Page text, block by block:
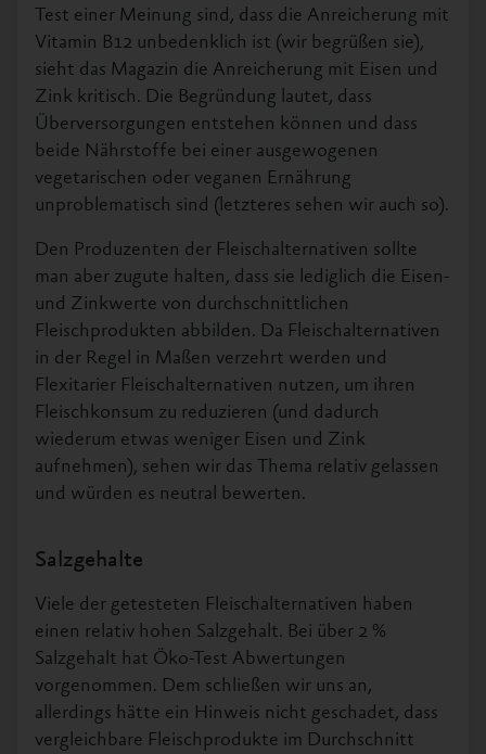
Test einer Meinung sind, dass die Anreicherung mit
Vitamin B12 unbedenklich ist (wir begrüßen sie),
sieht das Magazin die Anreicherung mit Eisen und
Zink kritisch. Die Begründung lautet, dass
Überversorgungen entstehen können und dass
beide Nährstoffe bei einer ausgewogenen
vegetarischen oder veganen Ernährung
unproblematisch sind (letzteres sehen wir auch so).
Den Produzenten der Fleischalternativen sollte
man aber zugute halten, dass sie lediglich die Eisen-
und Zinkwerte von durchschnittlichen
Fleischprodukten abbilden. Da Fleischalternativen
in der Regel in Maßen verzehrt werden und
Flexitarier Fleischalternativen nutzen, um ihren
Fleischkonsum zu reduzieren (und dadurch
wiederum etwas weniger Eisen und Zink
aufnehmen), sehen wir das Thema relativ gelassen
und würden es neutral bewerten.
Salzgehalte
Viele der getesteten Fleischalternativen haben
einen relativ hohen Salzgehalt. Bei über 2 %
Salzgehalt hat Öko-Test Abwertungen
vorgenommen. Dem schließen wir uns an,
allerdings hätte ein Hinweis nicht geschadet, dass
vergleichbare Fleischprodukte im Durchschnitt